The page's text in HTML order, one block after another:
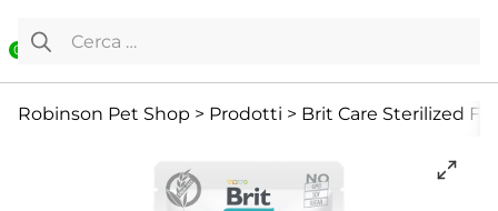
0
Ricerca per:
Robinson Pet Shop > Prodotti > Brit Care Sterilized